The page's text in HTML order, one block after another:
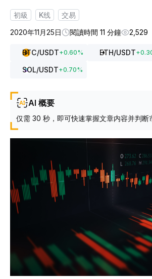
初級 K线
交易
2020年11月25日
閱讀時間 11 分鐘 2,529
BTC/USDT+0.60% ETH/USDT+
SOL/USDT+0.70%
AI 概要
仅需 30 秒，即可快速掌握文章内容并判断